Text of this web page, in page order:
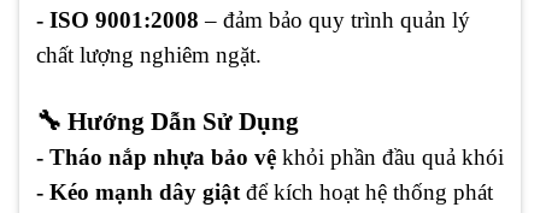
- ISO 9001:2008 – đảm bảo quy trình quản lý
chất lượng nghiêm ngặt.
🔧 Hướng Dẫn Sử Dụng
- Tháo nắp nhựa bảo vệ khỏi phần đầu quả khói
- Kéo mạnh dây giật để kích hoạt hệ thống phát